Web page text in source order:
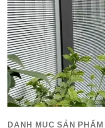
DANH MỤC SẢN PHẨM